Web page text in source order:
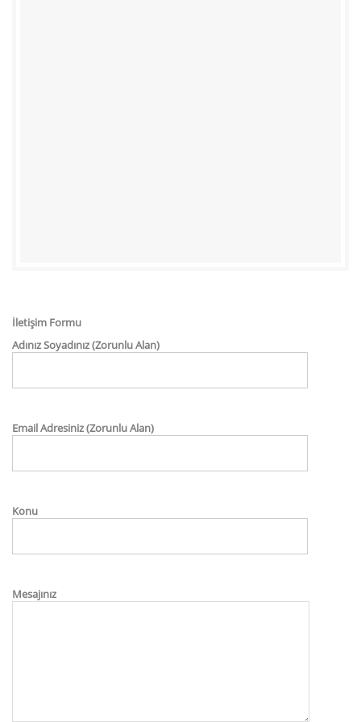
İletişim Formu
Adınız Soyadınız (Zorunlu Alan)
Email Adresiniz (Zorunlu Alan)
Konu
Mesajınız